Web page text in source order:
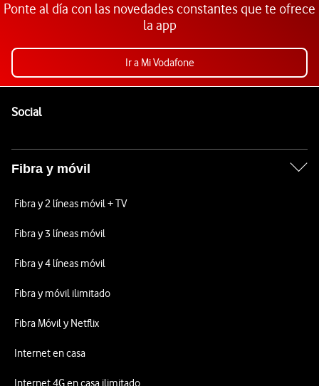
Ponte al día con las novedades constantes que te ofrece
la app
Ir a Mi Vodafone
SocialEnlaces a las redes sociales de Vodafone
Fibra y móvil
Fibra y 2 líneas móvil + TV
Fibra y 3 líneas móvil
Fibra y 4 líneas móvil
Fibra y móvil ilimitado
Fibra Móvil y Netflix
Internet en casa
Internet 4G en casa ilimitado